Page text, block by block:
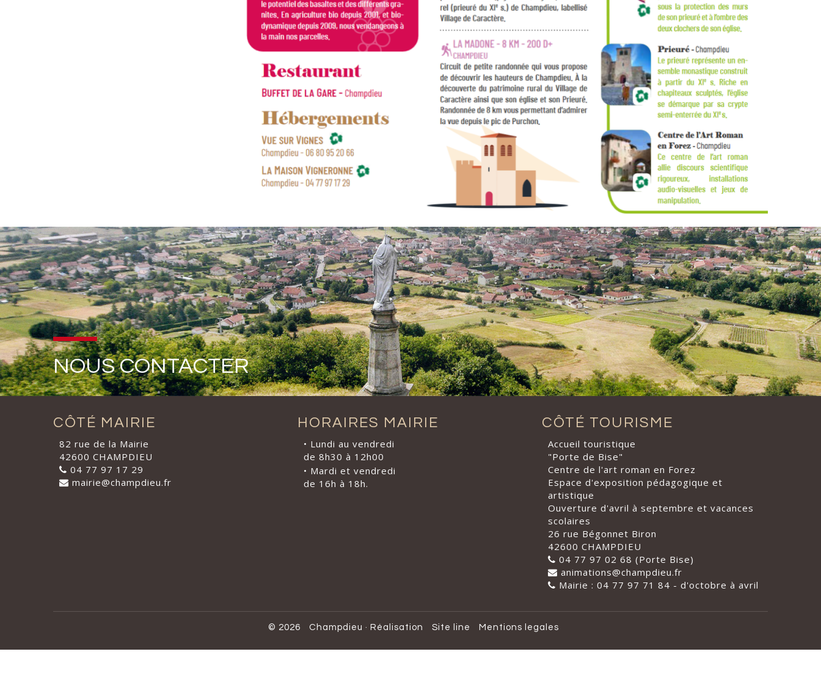
NOUS CONTACTER
CÔTÉ MAIRIE
82 rue de la Mairie
42600 CHAMPDIEU
04 77 97 17 29
mairie@champdieu.fr
HORAIRES MAIRIE
• Lundi au vendredi
de 8h30 à 12h00
• Mardi et vendredi
de 16h à 18h.
CÔTÉ TOURISME
Accueil touristique
"Porte de Bise"
Centre de l'art roman en Forez
Espace d'exposition pédagogique et
artistique
Ouverture d'avril à septembre et vacances
scolaires
26 rue Bégonnet Biron
42600 CHAMPDIEU
04 77 97 02 68 (Porte Bise)
animations@champdieu.fr
Mairie : 04 77 97 71 84 - d'octobre à avril
© 2026 Champdieu · Réalisation Site line Mentions legales